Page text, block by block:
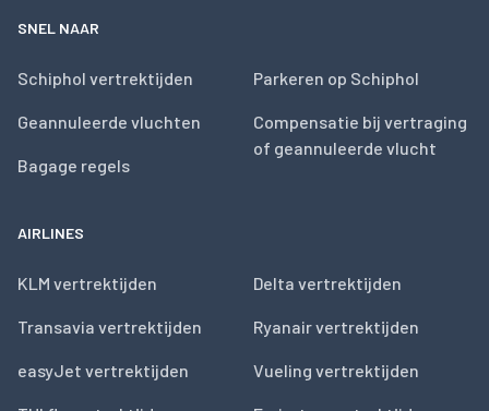
SNEL NAAR
Schiphol vertrektijden
Geannuleerde vluchten
Bagage regels
Parkeren op Schiphol
Compensatie bij vertraging
of geannuleerde vlucht
AIRLINES
KLM vertrektijden
Transavia vertrektijden
easyJet vertrektijden
Delta vertrektijden
Ryanair vertrektijden
Vueling vertrektijden